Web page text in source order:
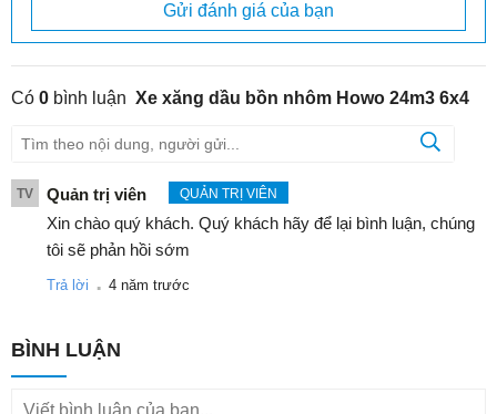
Thông số kỹ thuật
phẩm
Xe chở xăng dầu HOWO 8×4
Động cơ MC07.34-50
Tiêu chuẩn
Euro 5
tích xilanh
Công thức
Gửi đánh giá của bạn
Có 0 bình luận Xe xăng dầu bồn nhôm Howo 24m3 6x4
TV Quản trị viên QUẢN TRỊ VIÊN
Xin chào quý khách. Quý khách hãy để lại bình luận, chúng
tôi sẽ phản hồi sớm
Trả lời . 4 năm trước
BÌNH LUẬN